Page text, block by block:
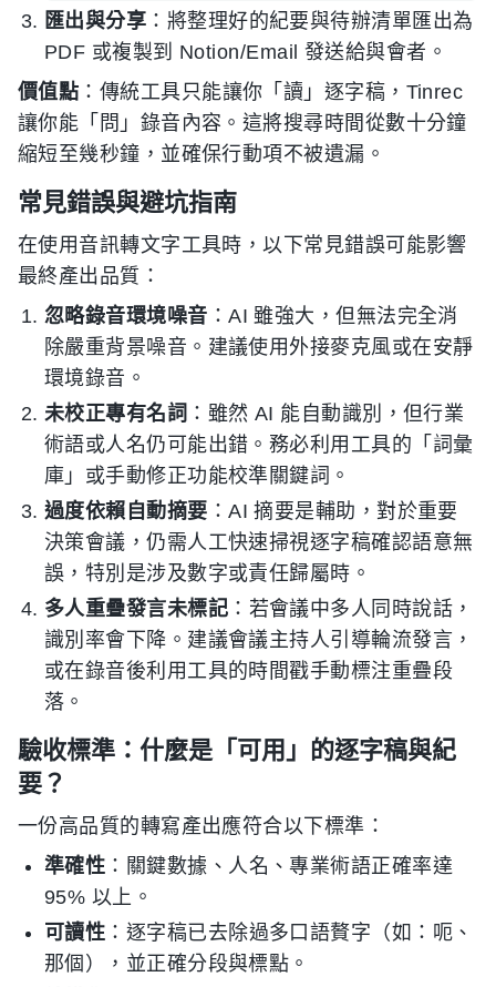
匯出與分享 ：將整理好的紀要與待辦清單匯出為
PDF 或複製到 Notion/Email 發送給與會者。
價值點 ：傳統工具只能讓你「讀」逐字稿，Tinrec
讓你能「問」錄音內容。這將搜尋時間從數十分鐘
縮短至幾秒鐘，並確保行動項不被遺漏。
常見錯誤與避坑指南
在使用音訊轉文字工具時，以下常見錯誤可能影響
最終產出品質：
忽略錄音環境噪音 ：AI 雖強大，但無法完全消
除嚴重背景噪音。建議使用外接麥克風或在安靜
環境錄音。
未校正專有名詞 ：雖然 AI 能自動識別，但行業
術語或人名仍可能出錯。務必利用工具的「詞彙
庫」或手動修正功能校準關鍵詞。
過度依賴自動摘要 ：AI 摘要是輔助，對於重要
決策會議，仍需人工快速掃視逐字稿確認語意無
誤，特別是涉及數字或責任歸屬時。
多人重疊發言未標記 ：若會議中多人同時說話，
識別率會下降。建議會議主持人引導輪流發言，
或在錄音後利用工具的時間戳手動標注重疊段
落。
驗收標準：什麼是「可用」的逐字稿與紀
要？
一份高品質的轉寫產出應符合以下標準：
準確性 ：關鍵數據、人名、專業術語正確率達
95% 以上。
可讀性 ：逐字稿已去除過多口語贅字（如：呃、
那個），並正確分段與標點。